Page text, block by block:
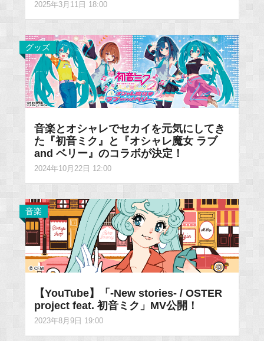
2025年3月11日 18:00
グッズ
音楽とオシャレでセカイを元気にしてき
た『初音ミク』と『オシャレ魔女 ラブ
and ベリー』のコラボが決定！
2024年10月22日 12:00
音楽
【YouTube】「-New stories- / OSTER
project feat. 初音ミク」MV公開！
2023年8月9日 19:00